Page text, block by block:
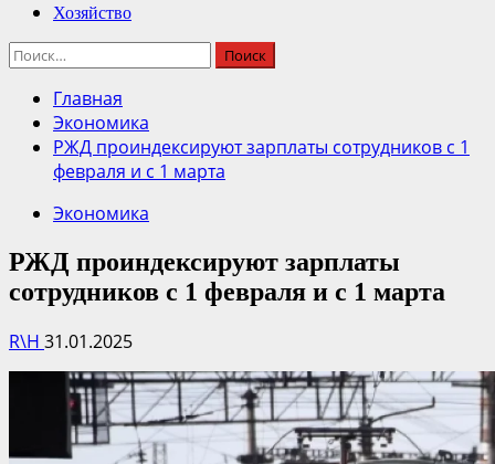
Хозяйство
Найти:
Главная
Экономика
РЖД проиндексируют зарплаты сотрудников с 1
февраля и с 1 марта
Экономика
РЖД проиндексируют зарплаты
сотрудников с 1 февраля и с 1 марта
R\H 31.01.2025